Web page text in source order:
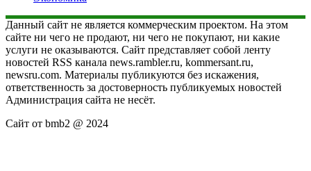
Данный сайт не является коммерческим проектом. На этом
сайте ни чего не продают, ни чего не покупают, ни какие
услуги не оказываются. Сайт представляет собой ленту
новостей RSS канала news.rambler.ru, kommersant.ru,
newsru.com. Материалы публикуются без искажения,
ответственность за достоверность публикуемых новостей
Администрация сайта не несёт.
Сайт от bmb2 @ 2024